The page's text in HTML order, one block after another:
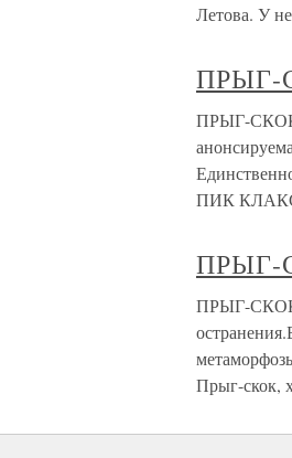
Летова. У
ПРЫГ-
ПРЫГ-СКОК
ПИК
ПРЫГ-
ПРЫГ-СКОК
Прыг-скок,